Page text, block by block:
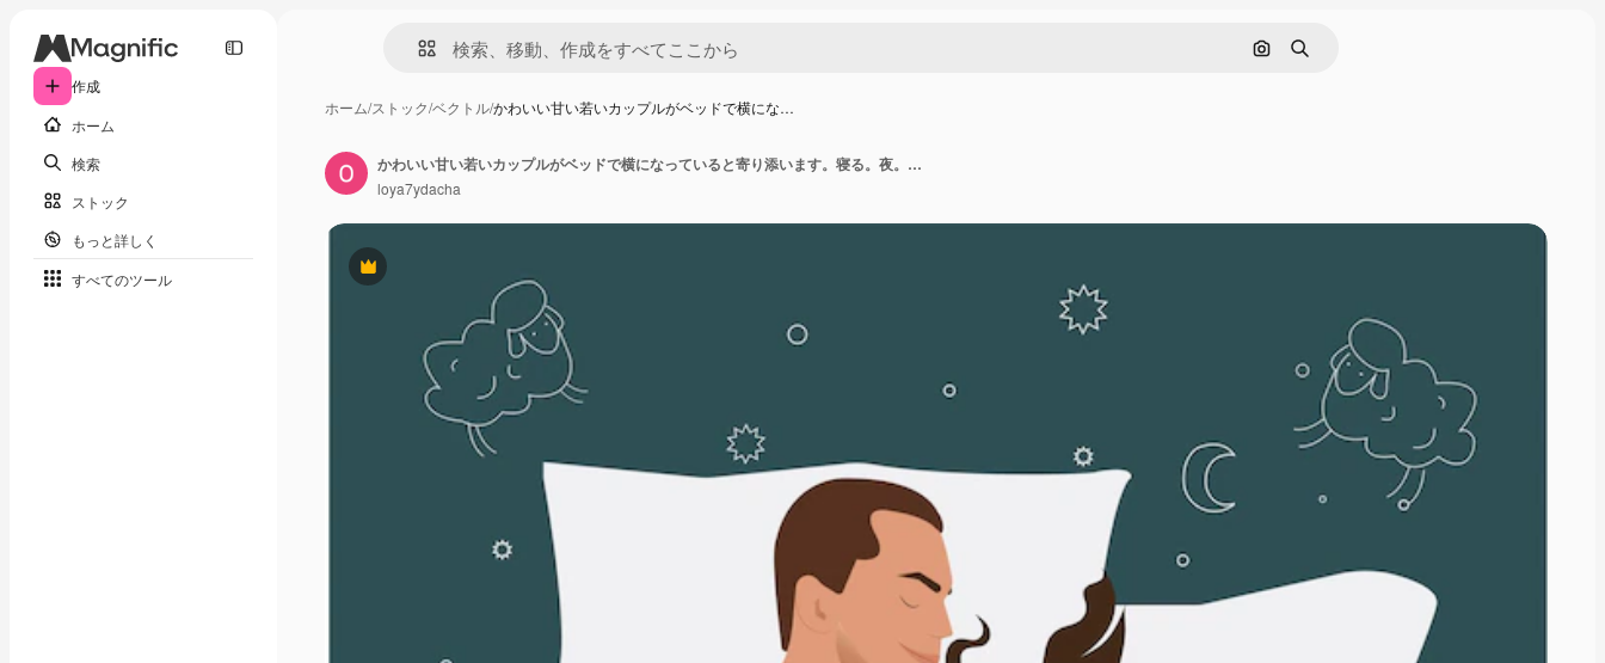
作成
ホーム
検索
ストック
もっと詳しく
すべてのツール
画像で検索
検索
ホーム/ストック/ベクトル/かわいい甘い若いカップルがベッドで横にな…
Premium
かわいい甘い若いカップルがベッドで横になっていると寄り添います。寝る。夜。キャラ男。
loya7ydacha